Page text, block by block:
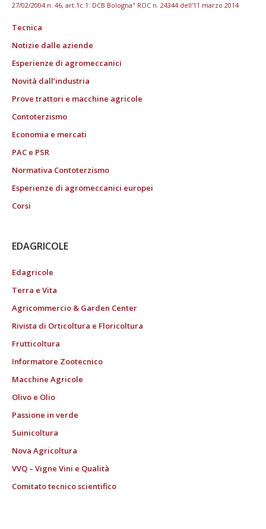
27/02/2004 n. 46, art.1c.1: DCB Bologna" ROC n. 24344 dell'11 marzo 2014
Tecnica
Notizie dalle aziende
Esperienze di agromeccanici
Novità dall’industria
Prove trattori e macchine agricole
Contoterzismo
Economia e mercati
PAC e PSR
Normativa Contoterzismo
Esperienze di agromeccanici europei
Corsi
EDAGRICOLE
Edagricole
Terra e Vita
Agricommercio & Garden Center
Rivista di Orticoltura e Floricoltura
Frutticoltura
Informatore Zootecnico
Macchine Agricole
Olivo e Olio
Passione in verde
Suinicoltura
Nova Agricoltura
VVQ – Vigne Vini e Qualità
Comitato tecnico scientifico